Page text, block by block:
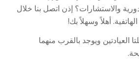
والاستشارات؟ إذن اتصل بنا خلال
أهلاً وسهلاً بك!
العيادتين ويوجد بالقرب منهما